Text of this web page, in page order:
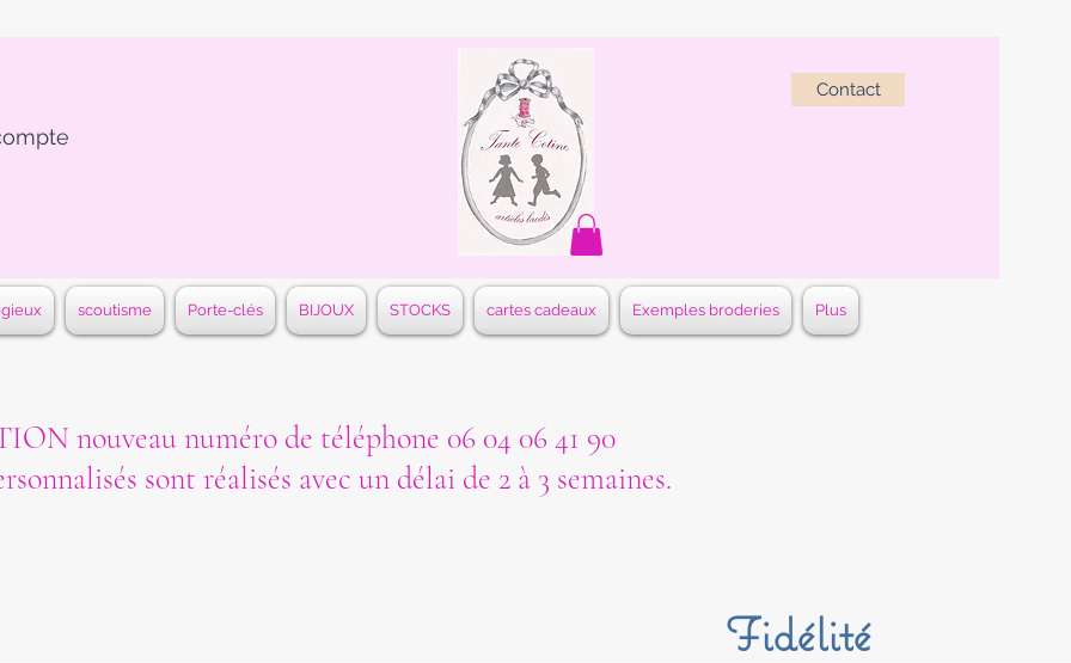
Contact
scoutisme Porte-clés BIJOUX STOCKS cartes cadeaux Exemples broderies Plus
nouveau numéro de téléphone 06 04 06 41 90
sont réalisés avec un délai de 2 à 3 semaines.
Fidélité